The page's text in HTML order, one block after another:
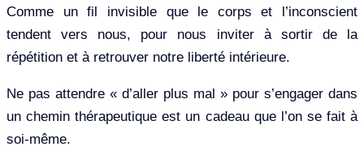
Comme un fil invisible que le corps et l’inconscient
tendent vers nous, pour nous inviter à sortir de la
répétition et à retrouver notre liberté intérieure.
Ne pas attendre « d’aller plus mal » pour s’engager dans
un chemin thérapeutique est un cadeau que l’on se fait à
soi-même.